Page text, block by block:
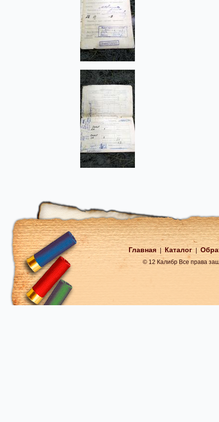
Главная Каталог
© 12 Калибр Все права